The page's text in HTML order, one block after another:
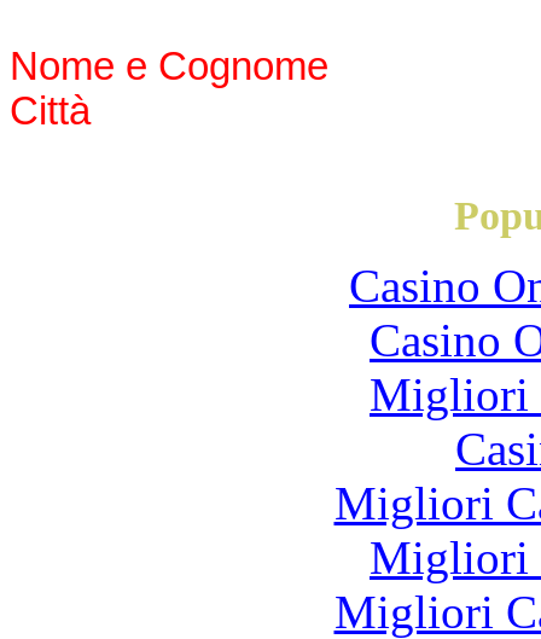
Nome e Cognome
Città
Casino
Casino
Migliori
Migliori
Migliori
Migliori